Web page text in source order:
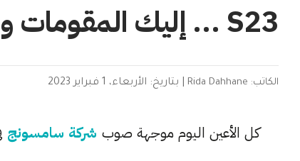
S23 ... إليك المقومات والأسعار
الكاتب: Rida Dahhane بتاريخ: الأربعاء، 1 فبراير 2023
كل الأعين اليوم موجهة صوب شركة سامسونج